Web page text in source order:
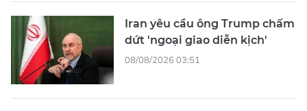
Iran yêu cầu ông Trump chấm
dứt 'ngoại giao diễn kịch'
08/08/2026 03:51